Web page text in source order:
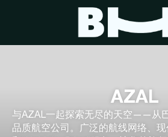
AZAL
与AZAL一起探索无尽的天空——从
品质航空公司。广泛的航线网络、